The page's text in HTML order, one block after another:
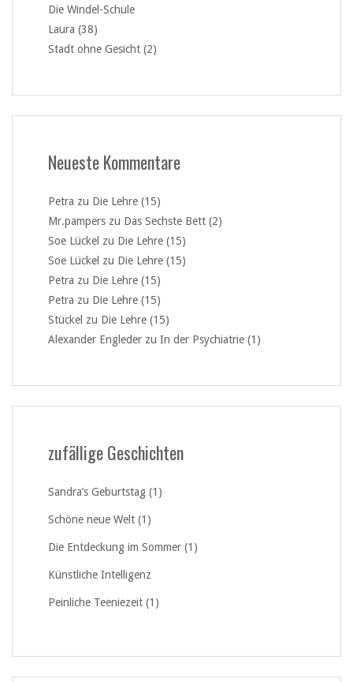
Die Windel-Schule
Laura (38)
Stadt ohne Gesicht (2)
Neueste Kommentare
Petra zu Die Lehre (15)
Mr.pampers zu Das Sechste Bett (2)
Soe Lückel zu Die Lehre (15)
Soe Lückel zu Die Lehre (15)
Petra zu Die Lehre (15)
Petra zu Die Lehre (15)
Stückel zu Die Lehre (15)
Alexander Engleder zu In der Psychiatrie (1)
zufällige Geschichten
Sandra’s Geburtstag (1)
Schöne neue Welt (1)
Die Entdeckung im Sommer (1)
Künstliche Intelligenz
Peinliche Teeniezeit (1)